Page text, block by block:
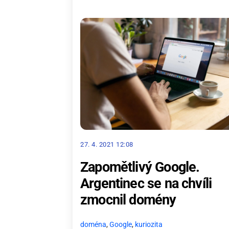
27. 4. 2021 12:08
Zapomětlivý Google.
Argentinec se na chvíli
zmocnil domény
doména,Google, kuriozita